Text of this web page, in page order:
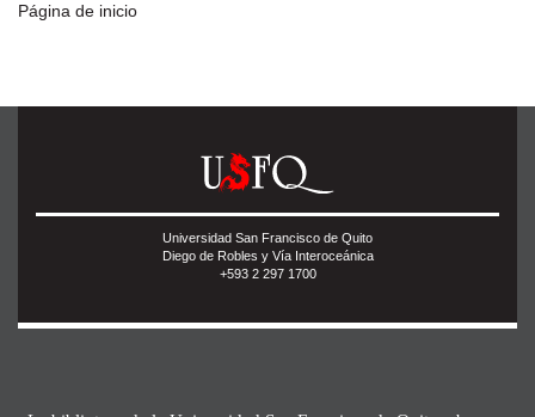
Página de inicio
Universidad San Francisco de Quito
Diego de Robles y Vía Interoceánica
+593 2 297 1700